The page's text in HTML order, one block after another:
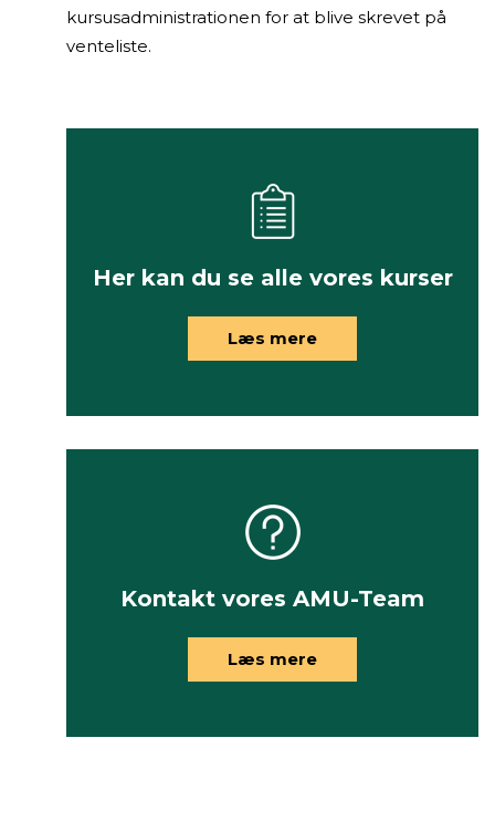
kursusadministrationen for at blive skrevet på
venteliste.
Her kan du se alle vores kurser
Læs mere
Kontakt vores AMU-Team
Læs mere